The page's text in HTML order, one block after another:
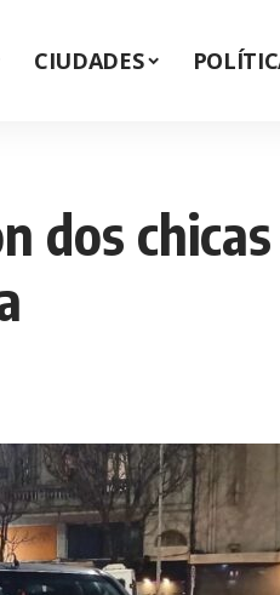
CIUDADES
dos